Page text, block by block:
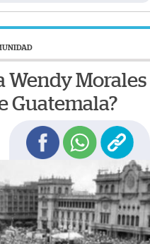
Wendy Morales
Guatemala?